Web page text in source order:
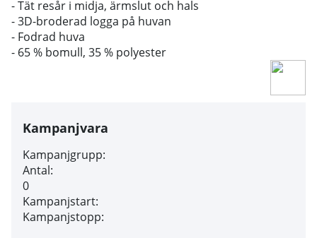
- Tät resår i midja, ärmslut och hals
- 3D-broderad logga på huvan
- Fodrad huva
- 65 % bomull, 35 % polyester
Kampanjvara
Kampanjgrupp:
Antal:
0
Kampanjstart:
Kampanjstopp: